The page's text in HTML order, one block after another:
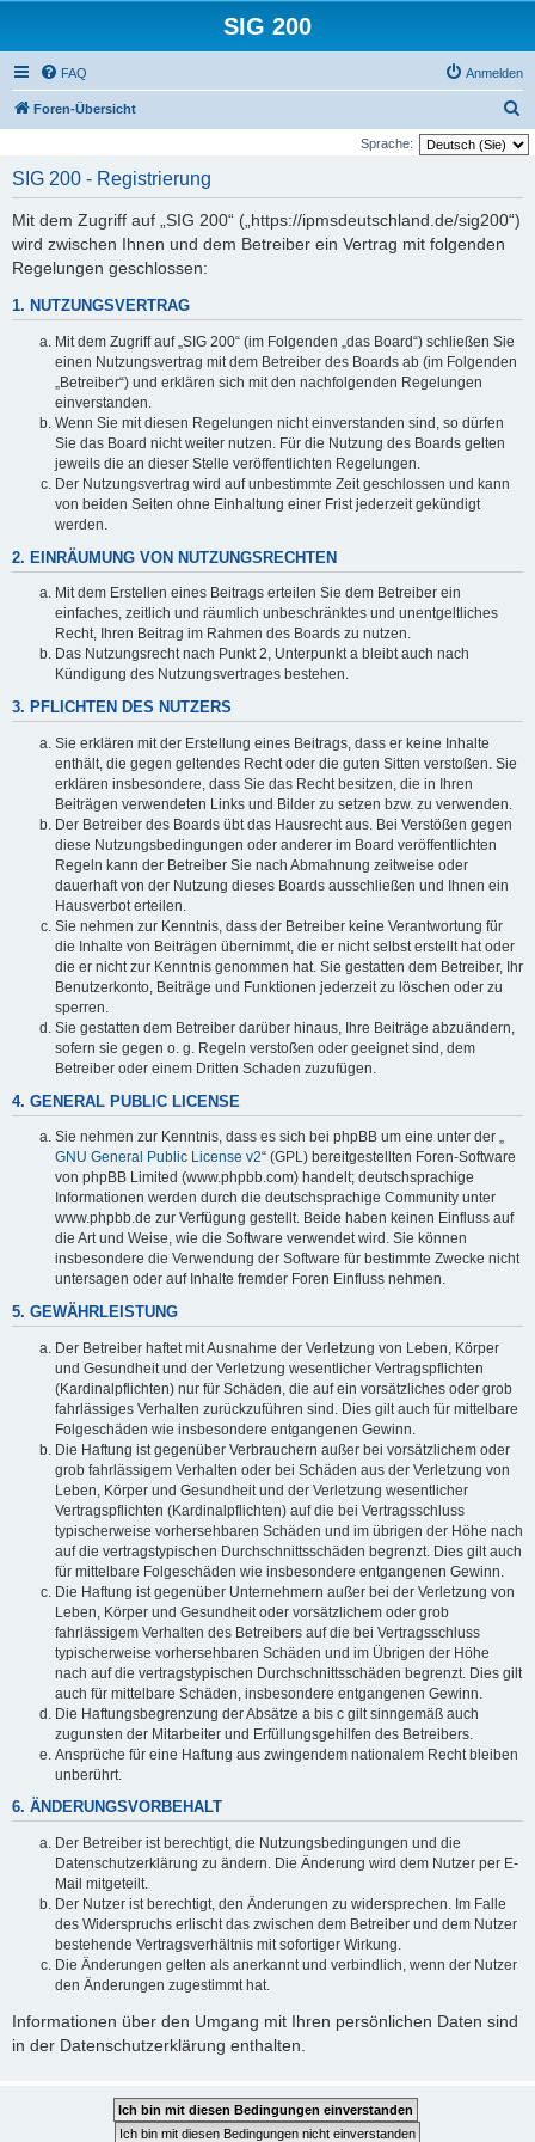
SIG 200
FAQ Anmelden
Foren-Übersicht
u
Sprache:
SIG 200 - Registrierung
Mit dem Zugriff auf „SIG 200“ („https://ipmsdeutschland.de/sig200“)
wird zwischen Ihnen und dem Betreiber ein Vertrag mit folgenden
Regelungen geschlossen:
1. NUTZUNGSVERTRAG
Mit dem Zugriff auf „SIG 200“ (im Folgenden „das Board“) schließen Sie
einen Nutzungsvertrag mit dem Betreiber des Boards ab (im Folgenden
„Betreiber“) und erklären sich mit den nachfolgenden Regelungen
einverstanden.
Wenn Sie mit diesen Regelungen nicht einverstanden sind, so dürfen
Sie das Board nicht weiter nutzen. Für die Nutzung des Boards gelten
jeweils die an dieser Stelle veröffentlichten Regelungen.
Der Nutzungsvertrag wird auf unbestimmte Zeit geschlossen und kann
von beiden Seiten ohne Einhaltung einer Frist jederzeit gekündigt
werden.
2. EINRÄUMUNG VON NUTZUNGSRECHTEN
Mit dem Erstellen eines Beitrags erteilen Sie dem Betreiber ein
einfaches, zeitlich und räumlich unbeschränktes und unentgeltliches
Recht, Ihren Beitrag im Rahmen des Boards zu nutzen.
Das Nutzungsrecht nach Punkt 2, Unterpunkt a bleibt auch nach
Kündigung des Nutzungsvertrages bestehen.
3. PFLICHTEN DES NUTZERS
Sie erklären mit der Erstellung eines Beitrags, dass er keine Inhalte
enthält, die gegen geltendes Recht oder die guten Sitten verstoßen. Sie
erklären insbesondere, dass Sie das Recht besitzen, die in Ihren
Beiträgen verwendeten Links und Bilder zu setzen bzw. zu verwenden.
Der Betreiber des Boards übt das Hausrecht aus. Bei Verstößen gegen
diese Nutzungsbedingungen oder anderer im Board veröffentlichten
Regeln kann der Betreiber Sie nach Abmahnung zeitweise oder
dauerhaft von der Nutzung dieses Boards ausschließen und Ihnen ein
Hausverbot erteilen.
Sie nehmen zur Kenntnis, dass der Betreiber keine Verantwortung für
die Inhalte von Beiträgen übernimmt, die er nicht selbst erstellt hat oder
die er nicht zur Kenntnis genommen hat. Sie gestatten dem Betreiber, Ihr
Benutzerkonto, Beiträge und Funktionen jederzeit zu löschen oder zu
sperren.
Sie gestatten dem Betreiber darüber hinaus, Ihre Beiträge abzuändern,
sofern sie gegen o. g. Regeln verstoßen oder geeignet sind, dem
Betreiber oder einem Dritten Schaden zuzufügen.
4. GENERAL PUBLIC LICENSE
Sie nehmen zur Kenntnis, dass es sich bei phpBB um eine unter der „
GNU General Public License v2“ (GPL) bereitgestellten Foren-Software
von phpBB Limited (www.phpbb.com) handelt; deutschsprachige
Informationen werden durch die deutschsprachige Community unter
www.phpbb.de zur Verfügung gestellt. Beide haben keinen Einfluss auf
die Art und Weise, wie die Software verwendet wird. Sie können
insbesondere die Verwendung der Software für bestimmte Zwecke nicht
untersagen oder auf Inhalte fremder Foren Einfluss nehmen.
5. GEWÄHRLEISTUNG
Der Betreiber haftet mit Ausnahme der Verletzung von Leben, Körper
und Gesundheit und der Verletzung wesentlicher Vertragspflichten
(Kardinalpflichten) nur für Schäden, die auf ein vorsätzliches oder grob
fahrlässiges Verhalten zurückzuführen sind. Dies gilt auch für mittelbare
Folgeschäden wie insbesondere entgangenen Gewinn.
Die Haftung ist gegenüber Verbrauchern außer bei vorsätzlichem oder
grob fahrlässigem Verhalten oder bei Schäden aus der Verletzung von
Leben, Körper und Gesundheit und der Verletzung wesentlicher
Vertragspflichten (Kardinalpflichten) auf die bei Vertragsschluss
typischerweise vorhersehbaren Schäden und im übrigen der Höhe nach
auf die vertragstypischen Durchschnittsschäden begrenzt. Dies gilt auch
für mittelbare Folgeschäden wie insbesondere entgangenen Gewinn.
Die Haftung ist gegenüber Unternehmern außer bei der Verletzung von
Leben, Körper und Gesundheit oder vorsätzlichem oder grob
fahrlässigem Verhalten des Betreibers auf die bei Vertragsschluss
typischerweise vorhersehbaren Schäden und im Übrigen der Höhe
nach auf die vertragstypischen Durchschnittsschäden begrenzt. Dies gilt
auch für mittelbare Schäden, insbesondere entgangenen Gewinn.
Die Haftungsbegrenzung der Absätze a bis c gilt sinngemäß auch
zugunsten der Mitarbeiter und Erfüllungsgehilfen des Betreibers.
Ansprüche für eine Haftung aus zwingendem nationalem Recht bleiben
unberührt.
6. ÄNDERUNGSVORBEHALT
Der Betreiber ist berechtigt, die Nutzungsbedingungen und die
Datenschutzerklärung zu ändern. Die Änderung wird dem Nutzer per E-
Mail mitgeteilt.
Der Nutzer ist berechtigt, den Änderungen zu widersprechen. Im Falle
des Widerspruchs erlischt das zwischen dem Betreiber und dem Nutzer
bestehende Vertragsverhältnis mit sofortiger Wirkung.
Die Änderungen gelten als anerkannt und verbindlich, wenn der Nutzer
den Änderungen zugestimmt hat.
Informationen über den Umgang mit Ihren persönlichen Daten sind
in der Datenschutzerklärung enthalten.